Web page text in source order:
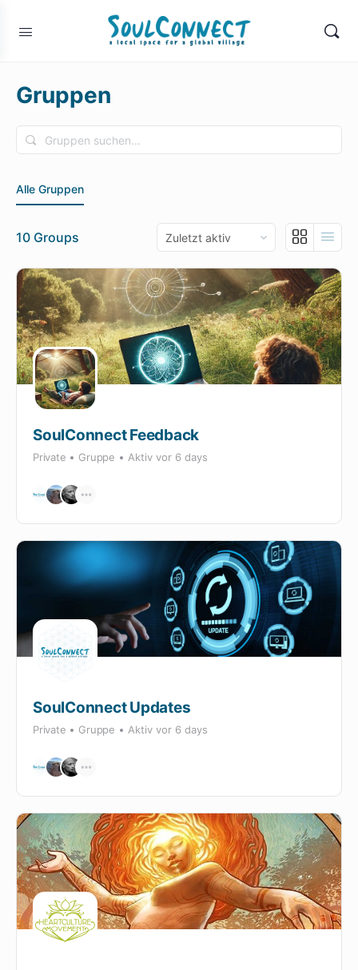
Gruppen
Gruppen
suchen...
Alle Gruppen
10 Groups
Order
By:
SoulConnect Feedback
Private Gruppe Aktiv vor 6 days
SoulConnect Updates
Private Gruppe Aktiv vor 6 days